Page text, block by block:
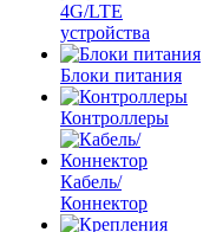
4G/LTE
устройства
Блоки питания
Контроллеры
Кабель/
Коннектор